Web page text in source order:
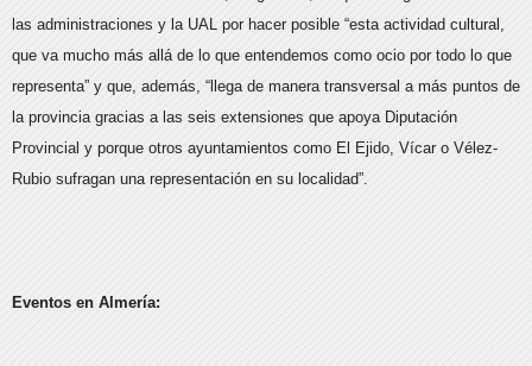
las administraciones y la UAL por hacer posible “esta actividad cultural,
que va mucho más allá de lo que entendemos como ocio por todo lo que
representa” y que, además, “llega de manera transversal a más puntos de
la provincia gracias a las seis extensiones que apoya Diputación
Provincial y porque otros ayuntamientos como El Ejido, Vícar o Vélez-
Rubio sufragan una representación en su localidad”.
Eventos en Almería: